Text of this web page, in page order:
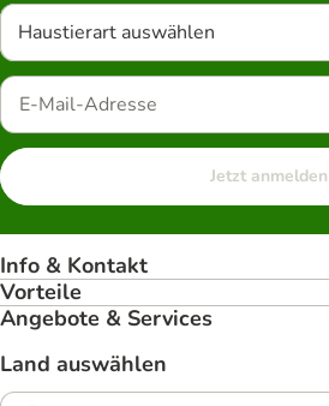
Haustierart auswählen
Jetzt anmelden
Info & Kontakt
Vorteile
Angebote & Services
Land auswählen